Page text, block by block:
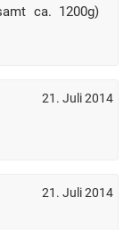
ca. 1200g)
21. Juli 2014
21. Juli 2014